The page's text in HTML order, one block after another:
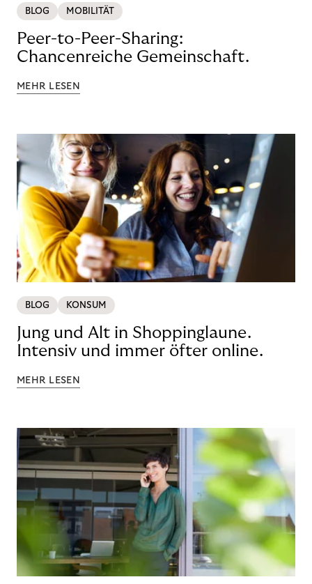
BLOG MOBILITÄT
Peer-to-Peer-Sharing:
Chancenreiche Gemeinschaft.
MEHR LESEN
BLOG KONSUM
Jung und Alt in Shoppinglaune.
Intensiv und immer öfter online.
MEHR LESEN